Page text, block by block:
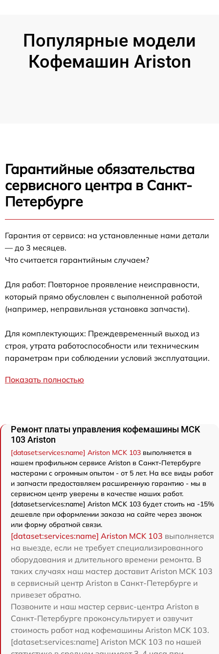
Популярные модели
Кофемашин Ariston
Гарантийные обязательства
сервисного центра в Санкт-
Петербурге
Гарантия от сервиса: на установленные нами детали
— до 3 месяцев.
Что считается гарантийным случаем?
Для работ: Повторное проявление неисправности,
который прямо обусловлен с выполненной работой
(например, неправильная установка запчасти).
Для комплектующих: Преждевременный выход из
строя, утрата работоспособности или техническим
параметрам при соблюдении условий эксплуатации.
Показать полностью
Ремонт платы управления кофемашины MCK
103 Ariston
[dataset:services:name] Ariston MCK 103 выполняется в
нашем профильном сервисе Ariston в Санкт-Петербурге
мастерами с огромным опытом - от 5 лет. На все виды работ
и запчасти предоставляем расширенную гарантию - мы в
сервисном центр уверены в качестве наших работ.
[dataset:services:name] Ariston MCK 103 будет стоить на -15%
дешевле при оформлении заказа на сайте через звонок
или форму обратной связи.
[dataset:services:name] Ariston MCK 103 выполняется
на выезде, если не требует специализированного
оборудования и длительного времени ремонта. В
таких случаях наш мастер доставит Ariston MCK 103
в сервисный центр Ariston в Санкт-Петербурге и
привезет обратно.
Позвоните и наш мастер сервис-центра Ariston в
Санкт-Петербурге проконсультирует и озвучит
стоимость работ над кофемашины Ariston MCK 103.
[dataset:services:name] Ariston MCK 103 по нашей